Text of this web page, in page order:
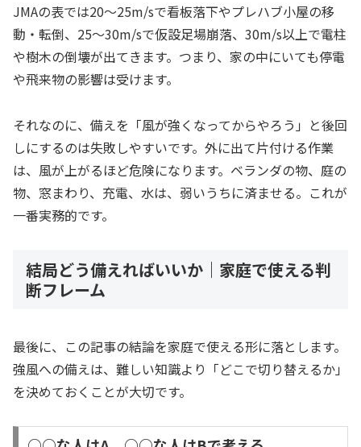
JMAの表では20〜25m/sで看板落下やプレハブ小屋の移
動・転倒、25〜30m/sで仮設足場崩落、30m/s以上で電柱
や樹木の倒壊が出てきます。つまり、家の中にいても停電
や飛来物の影響は受けます。
それなのに、備えを「風が強くなってからやろう」と後回
しにするのは失敗しやすいです。外に出て片付ける作業
は、風が上がるほど危険になります。ベランダの物、庭の
物、窓まわり、充電、水は、弱いうちに済ませる。これが
一番実務的です。
結局どう備えればいいか｜家庭で使える判
断フレーム
最後に、この記事の結論を家庭で使える形に落とします。
強風への備えは、難しい知識より「どこで切り替えるか」
を決めておくことが大切です。